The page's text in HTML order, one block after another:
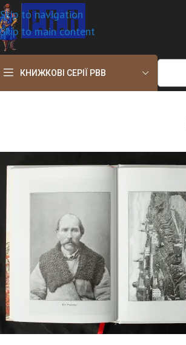
Skip to navigation
Skip to main content
КНИЖКОВІ СЕРІЇ РВВ